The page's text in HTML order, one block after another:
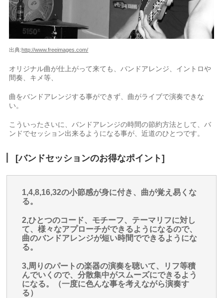
出典:http://www.freeimages.com/
オリジナル曲が仕上がって来ても、バンドアレンジ、イントロや
間奏、キメ等、
曲をバンドアレンジする事ができず、曲がライブで演奏できな
い。
こういったさいに、バンドアレンジの時間の節約方法として、バ
ンドでセッション出来るようになる事が、近道のひとつです。
[バンドセッションのお得なポイント]
1,4,8,16,32の小節感が身に付き、曲が覚え易くな
る。
2,ひとつのコード、モチーフ、テーマリフに対し
て、様々なアプローチができるようになるので、
曲のバンドアレンジが短い時間でできるようにな
る。
3,周りのパートの楽器の演奏を聴いて、リフ等積
んでいくので、分散集中がスムーズにできるよう
になる。（一度に色んな事を考えながら演奏す
る）